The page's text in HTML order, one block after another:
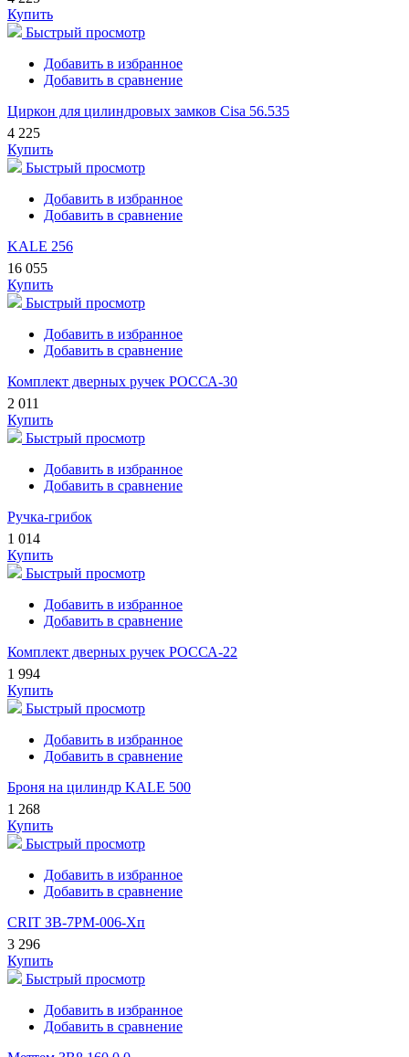
Купить
Быстрый просмотр
Добавить в избранное
Добавить в сравнение
Циркон для цилиндровых замков Cisa 56.535
4 225
Купить
Быстрый просмотр
Добавить в избранное
Добавить в сравнение
KALE 256
16 055
Купить
Быстрый просмотр
Добавить в избранное
Добавить в сравнение
Комплект дверных ручек РОССА-30
2 011
Купить
Быстрый просмотр
Добавить в избранное
Добавить в сравнение
Ручка-грибок
1 014
Купить
Быстрый просмотр
Добавить в избранное
Добавить в сравнение
Комплект дверных ручек РОССА-22
1 994
Купить
Быстрый просмотр
Добавить в избранное
Добавить в сравнение
Броня на цилиндр KALE 500
1 268
Купить
Быстрый просмотр
Добавить в избранное
Добавить в сравнение
CRIT ЗВ-7РМ-006-Хп
3 296
Купить
Быстрый просмотр
Добавить в избранное
Добавить в сравнение